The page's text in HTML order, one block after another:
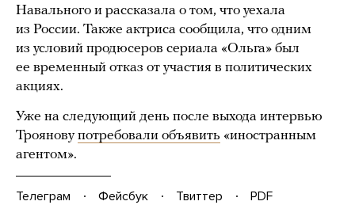
Навального и рассказала о том, что уехала
из России. Также актриса сообщила, что одним
из условий продюсеров сериала «Ольга» был
ее временный отказ от участия в политических
акциях.
Уже на следующий день после выхода интервью
Трояновупотребовали объявить «иностранным
агентом».
Телеграм Фейсбук Твиттер
PDF